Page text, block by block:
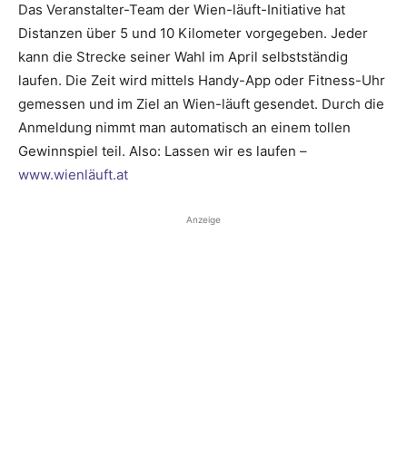
Das Veranstalter-Team der Wien-läuft-Initiative hat
Distanzen über 5 und 10 Kilometer vorgegeben. Jeder
kann die Strecke seiner Wahl im April selbstständig
laufen. Die Zeit wird mittels Handy-App oder Fitness-Uhr
gemessen und im Ziel an Wien-läuft ­gesendet. Durch die
Anmeldung nimmt man automatisch an einem tollen
Gewinnspiel teil. Also: Lassen wir es laufen –
www.wienläuft.at
Anzeige